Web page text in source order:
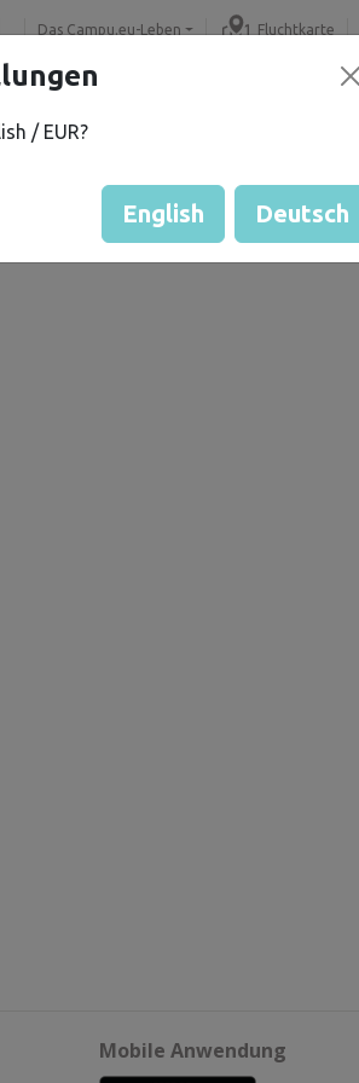
Das Campu.eu-Leben Fluchtkarte
durch
der Grundstücke
Mobile Anwendung
/ EUR?
English Deutsch